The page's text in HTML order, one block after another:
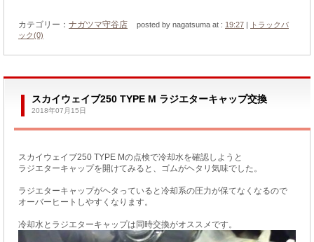
カテゴリー： ナガツマ守谷店 posted by nagatsuma at : 19:27 |
トラックバ
ック(0)
スカイウェイブ250 TYPE M ラジエターキャップ交換
2018年07月15日
スカイウェイブ250 TYPE Mの点検で冷却水を確認しようと
ラジエターキャップを開けてみると、ゴムがヘタリ気味でした。
ラジエターキャップがヘタっていると冷却系の圧力が保てなくなるので
オーバーヒートしやすくなります。
冷却水とラジエターキャップは同時交換がオススメです。